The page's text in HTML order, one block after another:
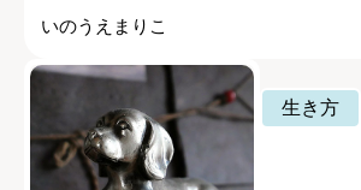
いのうえまりこ
生き方